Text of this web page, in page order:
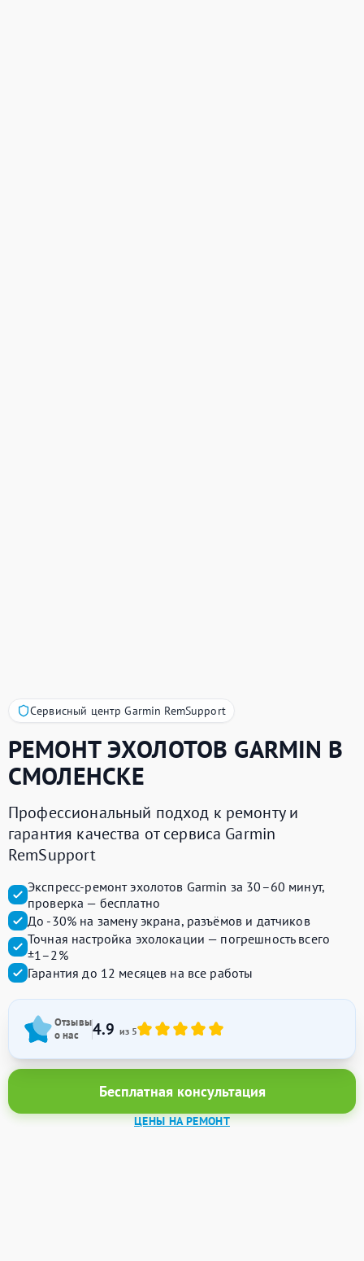
Сервисный центр Garmin RemSupport
РЕМОНТ ЭХОЛОТОВ GARMIN В
СМОЛЕНСКЕ
Профессиональный подход к ремонту и
гарантия качества от сервиса Garmin
RemSupport
Экспресс-ремонт эхолотов Garmin за 30–60 минут,
проверка — бесплатно
До -30% на замену экрана, разъёмов и датчиков
Точная настройка эхолокации — погрешность всего
±1–2%
Гарантия до 12 месяцев на все работы
Отзывы
о нас
4.9 из 5
Бесплатная консультация
ЦЕНЫ НА РЕМОНТ